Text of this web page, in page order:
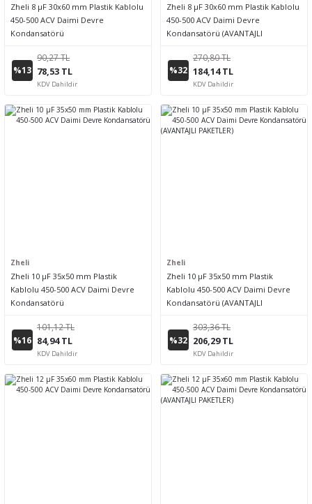
Zheli 8 µF 30x60 mm Plastik Kablolu
450-500 ACV Daimi Devre
Kondansatörü
%13
90,27 TL
78,53 TL
KDV Dahildir
Zheli 8 µF 30x60 mm Plastik Kablolu
450-500 ACV Daimi Devre
Kondansatörü (AVANTAJLI
%32
270,80 TL
184,14 TL
KDV Dahildir
Zheli
Zheli 10 µF 35x50 mm Plastik
Kablolu 450-500 ACV Daimi Devre
Kondansatörü
%16
101,12 TL
84,94 TL
KDV Dahildir
Zheli
Zheli 10 µF 35x50 mm Plastik
Kablolu 450-500 ACV Daimi Devre
Kondansatörü (AVANTAJLI
%32
303,36 TL
206,29 TL
KDV Dahildir